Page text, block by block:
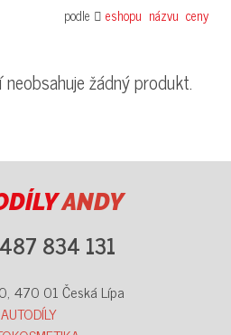
podle eshopu názvu ceny
žádný produkt.
ANDY
834 131
470 01 Česká Lípa
AUTODÍLY